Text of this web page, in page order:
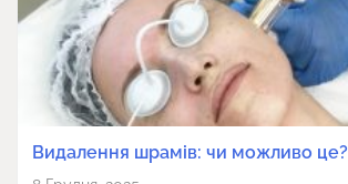
Видалення шрамів: чи можливо це?